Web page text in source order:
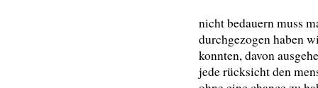
nicht bedauern muss
durchgezogen haben
konnten, davon
jede rücksicht den